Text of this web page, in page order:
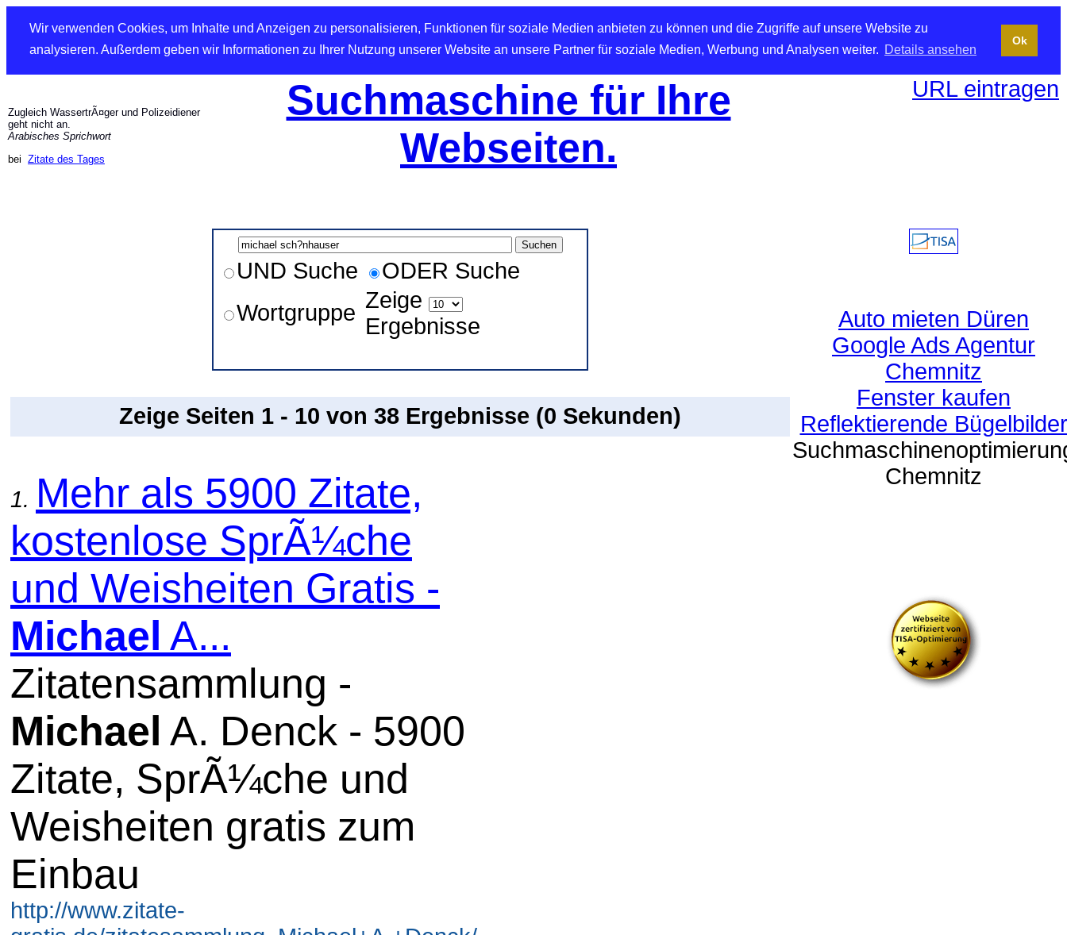
Wir verwenden Cookies, um Inhalte und Anzeigen zu personalisieren, Funktionen für soziale Medien anbieten zu können und die Zugriffe auf unsere Website zu
analysieren. Außerdem geben wir Informationen zu Ihrer Nutzung unserer Website an unsere Partner für soziale Medien, Werbung und Analysen weiter. Details ansehen
Ok
Zugleich WassertrÃ¤ger und Polizeidiener
geht nicht an.
Arabisches Sprichwort
bei Zitate des Tages
Suchmaschine für Ihre
Webseiten.
URL eintragen
UND Suche
ODER Suche
Wortgruppe Zeige
Ergebnisse
Zeige Seiten 1 - 10 von 38 Ergebnisse (0 Sekunden)
1. Mehr als 5900 Zitate,
kostenlose SprÃ¼che
und Weisheiten Gratis -
Michael A...
Zitatensammlung -
Michael A. Denck - 5900
Zitate, SprÃ¼che und
Weisheiten gratis zum
Einbau
http://www.zitate-
Auto mieten Düren
Google Ads Agentur
Chemnitz
Fenster kaufen
Reflektierende Bügelbilder
Chemnitz